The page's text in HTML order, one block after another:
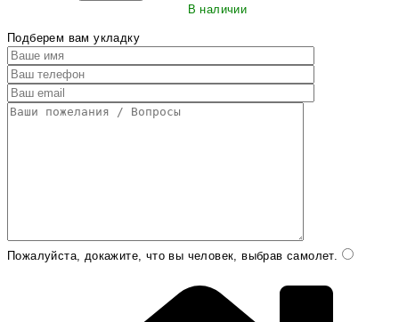
В наличии
Подберем вам укладку
Пожалуйста, докажите, что вы человек, выбрав самолет.